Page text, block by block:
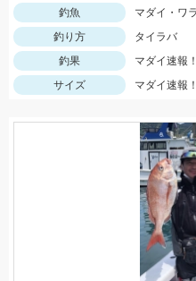
釣魚
マダイ・ワ
釣り方
タイラバ
釣果
マダイ速報
サイズ
マダイ速報